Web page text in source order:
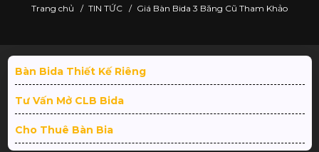
Trang chủ / TIN TỨC / Giá Bàn Bida 3 Băng Cũ Tham Khảo
Bàn Bida Thiết Kế Riêng
Tư Vấn Mở CLB Bida
Cho Thuê Bàn Bia